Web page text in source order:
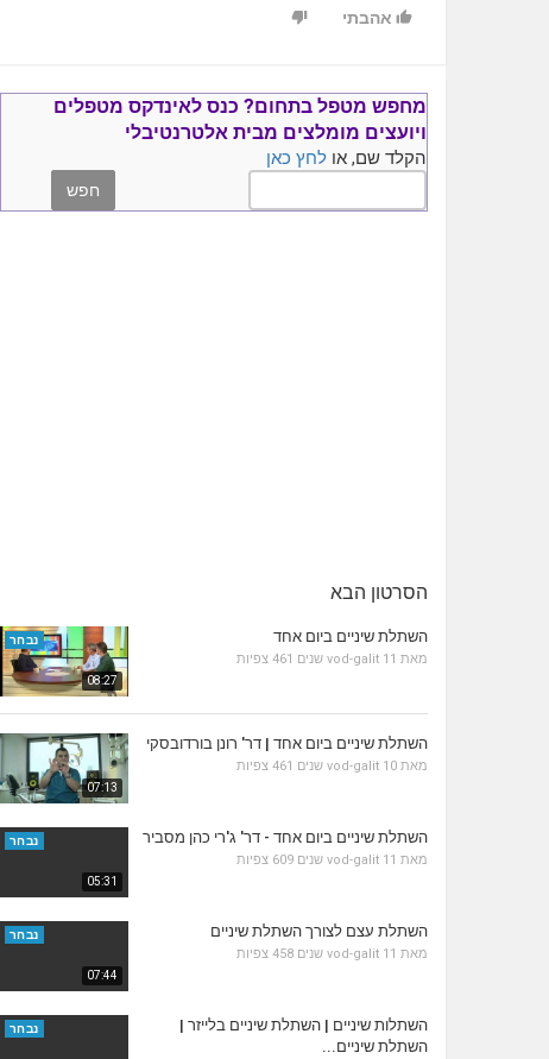
אהבתי
מחפש מטפל בתחום? כנס לאינדקס מטפלים
ויועצים מומלצים מבית אלטרנטיבלי
הקלד שם, או לחץ כאן
הסרטון הבא
08:27
נבחר השתלת שיניים ביום אחד
מאת vod-galit 11 שנים 461 צפיות
07:13
השתלת שיניים ביום אחד | דר' רונן בורדובסקי
מאת vod-galit 10 שנים 461 צפיות
05:31
נבחר השתלת שיניים ביום אחד - דר' ג'רי כהן מסביר
מאת vod-galit 11 שנים 609 צפיות
07:44
נבחר השתלת עצם לצורך השתלת שיניים
מאת vod-galit 11 שנים 458 צפיות
נבחר
השתלות שיניים | השתלת שיניים בלייזר |
השתלת שיניים...